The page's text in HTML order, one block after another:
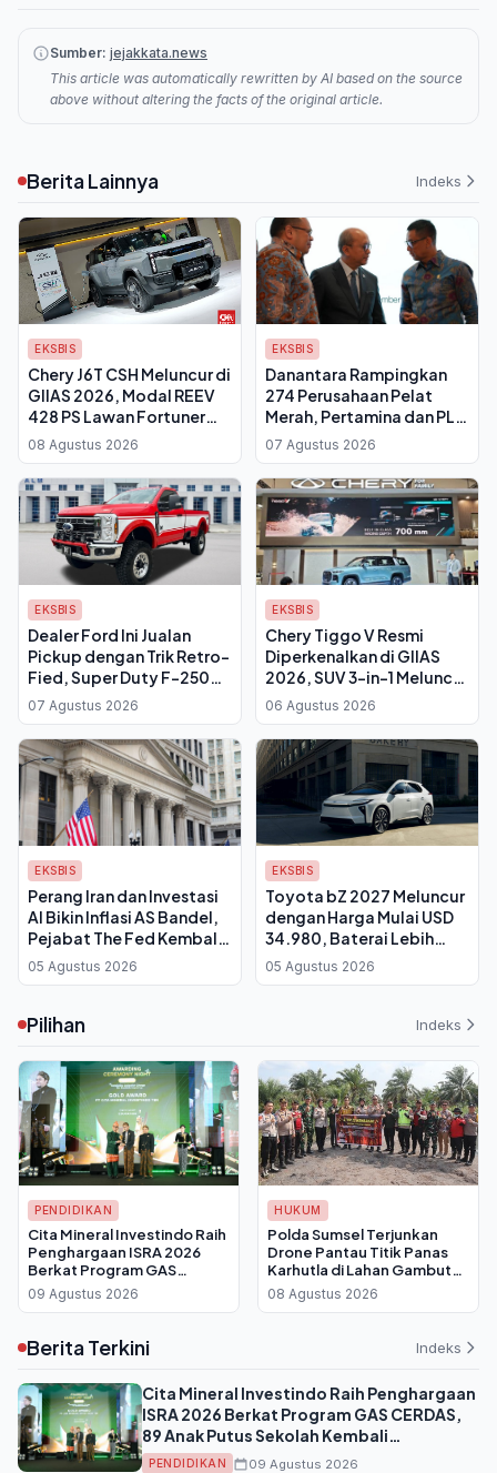
Sumber: jejakkata.news
This article was automatically rewritten by AI based on the source
above without altering the facts of the original article.
Berita Lainnya Indeks
EKSBIS
Chery J6T CSH Meluncur di
GIIAS 2026, Modal REEV
428 PS Lawan Fortuner
dan Pajero Sport
08 Agustus 2026
EKSBIS
Danantara Rampingkan
274 Perusahaan Pelat
Merah, Pertamina dan PLN
Kena Efisiensi
07 Agustus 2026
EKSBIS
Dealer Ford Ini Jualan
Pickup dengan Trik Retro-
Fied, Super Duty F-250
Disulap Lawas
07 Agustus 2026
EKSBIS
Chery Tiggo V Resmi
Diperkenalkan di GIIAS
2026, SUV 3-in-1 Meluncur
Q4
06 Agustus 2026
EKSBIS
Perang Iran dan Investasi
AI Bikin Inflasi AS Bandel,
Pejabat The Fed Kembali
Desak Suku Bunga Naik
05 Agustus 2026
EKSBIS
Toyota bZ 2027 Meluncur
dengan Harga Mulai USD
34.980, Baterai Lebih
Besar dan Port NACS
Bawa Jangkauan 314 Mil
05 Agustus 2026
Pilihan Indeks
PENDIDIKAN
Cita Mineral Investindo Raih
Penghargaan ISRA 2026
Berkat Program GAS
CERDAS, 89 Anak Putus
Sekolah Kembali
09 Agustus 2026
HUKUM
Polda Sumsel Terjunkan
Drone Pantau Titik Panas
Karhutla di Lahan Gambut
Ogan Ilir
08 Agustus 2026
Berita Terkini Indeks
Cita Mineral Investindo Raih Penghargaan
ISRA 2026 Berkat Program GAS CERDAS,
89 Anak Putus Sekolah Kembali
Bersekolah
PENDIDIKAN 09 Agustus 2026